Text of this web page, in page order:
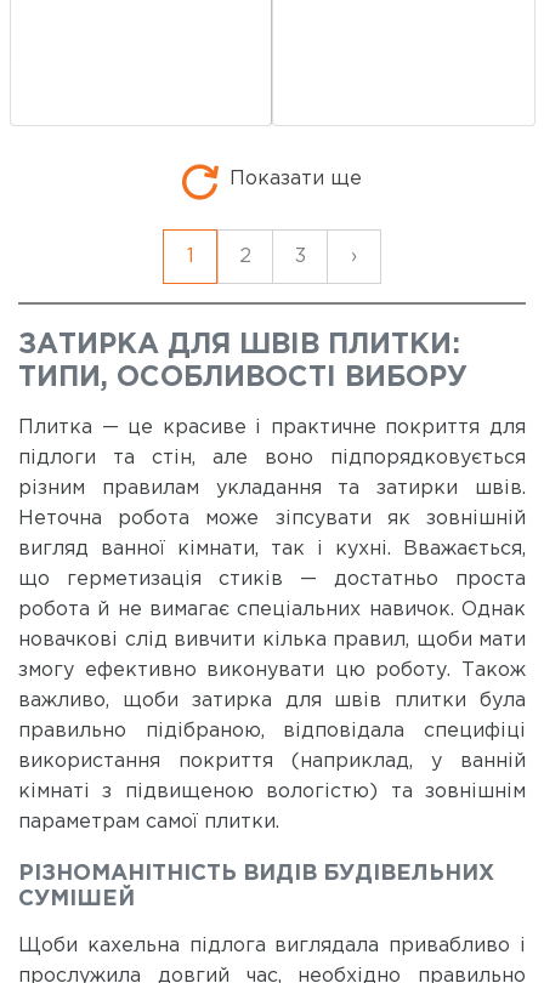
Показати ще
1 2 3 ›
ЗАТИРКА ДЛЯ ШВІВ ПЛИТКИ:
ТИПИ, ОСОБЛИВОСТІ ВИБОРУ
Плитка — це красиве і практичне покриття для
підлоги та стін, але воно підпорядковується
різним правилам укладання та затирки швів.
Неточна робота може зіпсувати як зовнішній
вигляд ванної кімнати, так і кухні. Вважається,
що герметизація стиків — достатньо проста
робота й не вимагає спеціальних навичок. Однак
новачкові слід вивчити кілька правил, щоби мати
змогу ефективно виконувати цю роботу. Також
важливо, щоби затирка для швів плитки була
правильно підібраною, відповідала специфіці
використання покриття (наприклад, у ванній
кімнаті з підвищеною вологістю) та зовнішнім
параметрам самої плитки.
РІЗНОМАНІТНІСТЬ ВИДІВ БУДІВЕЛЬНИХ
СУМІШЕЙ
Щоби кахельна підлога виглядала привабливо і
прослужила довгий час, необхідно правильно